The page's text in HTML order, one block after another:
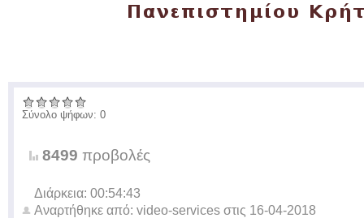
Σύνολο ψήφων: 0
8499 προβολές
Διάρκεια: 00:54:43
Αναρτήθηκε από: video-services στις 16-04-2018